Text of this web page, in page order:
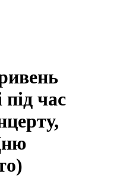
під час